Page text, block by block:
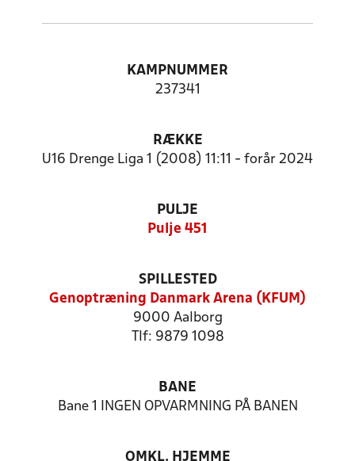
KAMPNUMMER
237341
RÆKKE
U16 Drenge Liga 1 (2008) 11:11 - forår 2024
PULJE
Pulje 451
SPILLESTED
Genoptræning Danmark Arena (KFUM)
9000 Aalborg
Tlf: 9879 1098
BANE
Bane 1 INGEN OPVARMNING PÅ BANEN
OMKL. HJEMME